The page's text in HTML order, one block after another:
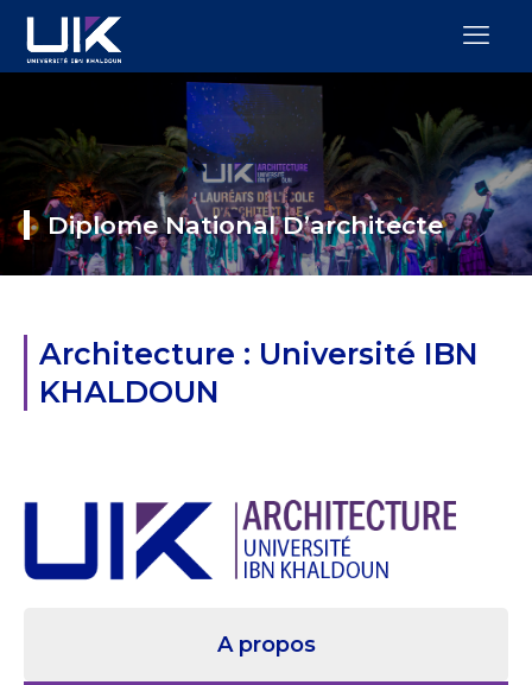
Diplome National D’architecte
Architecture : Université IBN
KHALDOUN
A propos